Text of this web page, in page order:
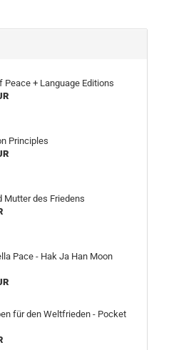
Peace + Language Editions
Principles
Mutter des Friedens
Pace - Hak Ja Han Moon
für den Weltfrieden - Pocket